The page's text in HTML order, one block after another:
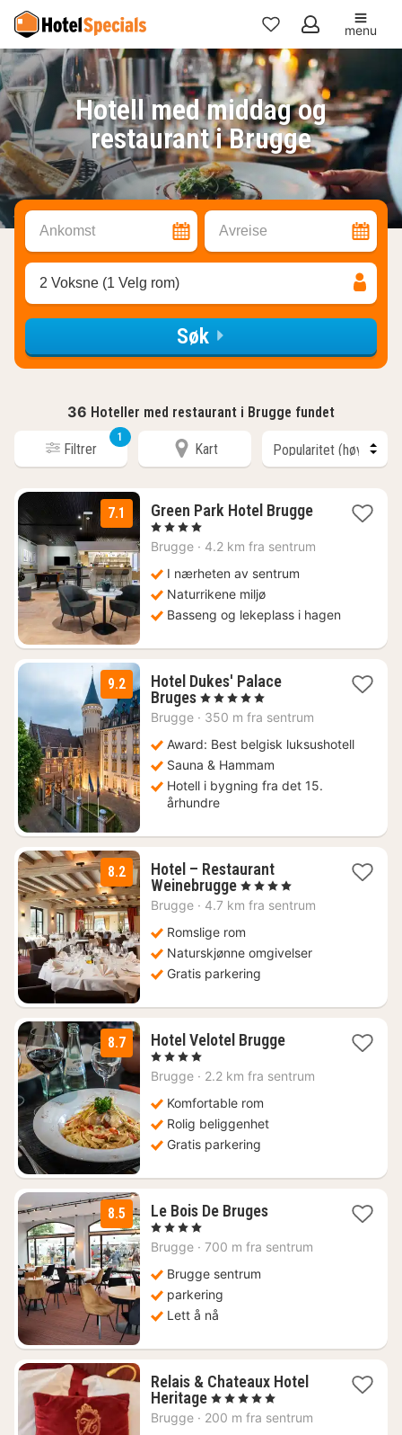
Mine
favoritter
menu
Hotell med middag og
restaurant i Brugge
Ankomst Avreise
2 Voksne (1 Velg rom)
Søk
36 Hoteller med restaurant i Brugge fundet
Filtrer
1
Kart
7.1 Green Park Hotel Brugge1
fra
, 4 Stjerner
Brugge · 4.2 km fra sentrum
I nærheten av sentrum
Naturrikene miljø
Basseng og lekeplass i hagen
9.2
Hotel Dukes' Palace
Bruges1
natt
2524
kr.
, 5 Stjerner
Brugge · 350 m fra sentrum
Award: Best belgisk luksushotell
Sauna & Hammam
Hotell i bygning fra det 15.
århundre
8.2
Hotel – Restaurant
Weinebrugge2
netter
1158
kr.
, 4 Stjerner
Brugge · 4.7 km fra sentrum
Romslige rom
Naturskjønne omgivelser
Gratis parkering
8.7 Hotel Velotel Brugge1
fra
, 4 Stjerner
Brugge · 2.2 km fra sentrum
Komfortable rom
Rolig beliggenhet
Gratis parkering
8.5 Le Bois De Bruges1
fra
, 4 Stjerner
Brugge · 700 m fra sentrum
Brugge sentrum
parkering
Lett å nå
Relais & Chateaux Hotel
Heritage1
natt
, 5 Stjerner
Brugge · 200 m fra sentrum